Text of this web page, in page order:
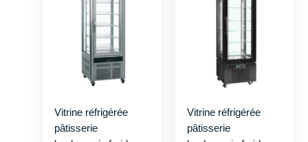
Vitrine réfrigérée
pâtisserie
Vitrine réfrigérée
pâtisserie